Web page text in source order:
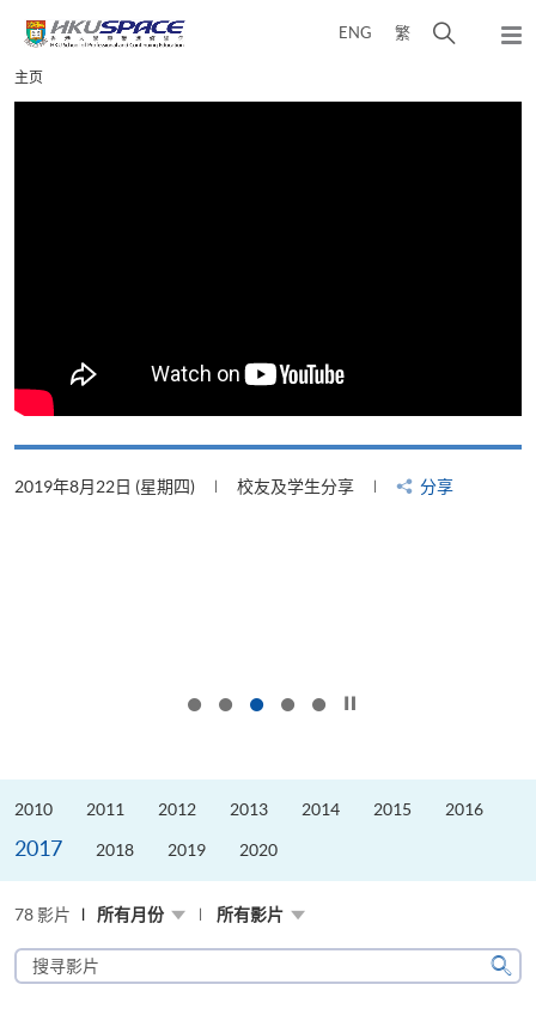
content
ENG 繁
弹
Main
content
主页
2019年8月22日 (星期四) 校友及学生分享 分享
2010 2011 2012 2013 2014 2015 2016
2017 2018 2019 2020
78 影片 所有月份 所有影片
搜
寻
搜